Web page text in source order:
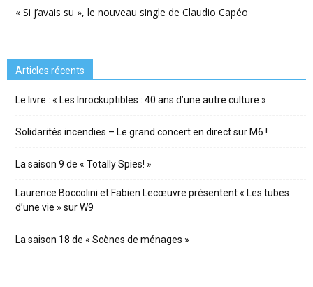
« Si j’avais su », le nouveau single de Claudio Capéo
Articles récents
Le livre : « Les Inrockuptibles : 40 ans d’une autre culture »
Solidarités incendies – Le grand concert en direct sur M6 !
La saison 9 de « Totally Spies! »
Laurence Boccolini et Fabien Lecœuvre présentent « Les tubes
d’une vie » sur W9
La saison 18 de « Scènes de ménages »